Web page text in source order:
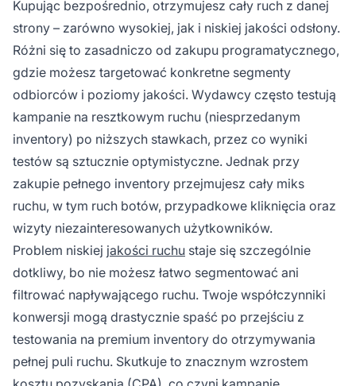
Kupując bezpośrednio, otrzymujesz cały ruch z danej
strony – zarówno wysokiej, jak i niskiej jakości odsłony.
Różni się to zasadniczo od zakupu programatycznego,
gdzie możesz targetować konkretne segmenty
odbiorców i poziomy jakości. Wydawcy często testują
kampanie na resztkowym ruchu (niesprzedanym
inventory) po niższych stawkach, przez co wyniki
testów są sztucznie optymistyczne. Jednak przy
zakupie pełnego inventory przejmujesz cały miks
ruchu, w tym ruch botów, przypadkowe kliknięcia oraz
wizyty niezainteresowanych użytkowników.
Problem niskiej jakości ruchu staje się szczególnie
dotkliwy, bo nie możesz łatwo segmentować ani
filtrować napływającego ruchu. Twoje współczynniki
konwersji mogą drastycznie spaść po przejściu z
testowania na premium inventory do otrzymywania
pełnej puli ruchu. Skutkuje to znacznym wzrostem